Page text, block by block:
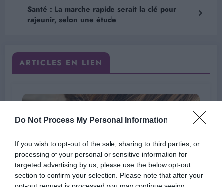
Do Not Process My Personal Information
If you wish to opt-out of the sale, sharing to third parties, or
processing of your personal or sensitive information for
targeted advertising by us, please use the below opt-out
section to confirm your selection. Please note that after your
Santé : La marche rapide serait la clé pour
rajeunir, selon une étude
ARTICLES EN LIEN